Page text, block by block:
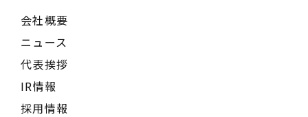
会社概要
ニュース
代表挨拶
IR情報
採用情報